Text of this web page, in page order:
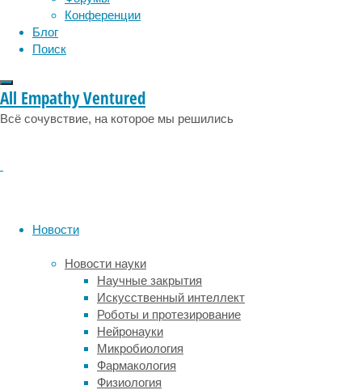
Конференции
Блог
Поиск
All Empathy Ventured
Всё сочувствие, на которое мы решились
Новости
Новости науки
Научные закрытия
Искусственный интеллект
Роботы и протезирование
Нейронауки
Микробиология
Фармакология
Физиология
сейчас
живем,
климатической
—
конца
ледниковой
эпохи
11.700
лет
назад.